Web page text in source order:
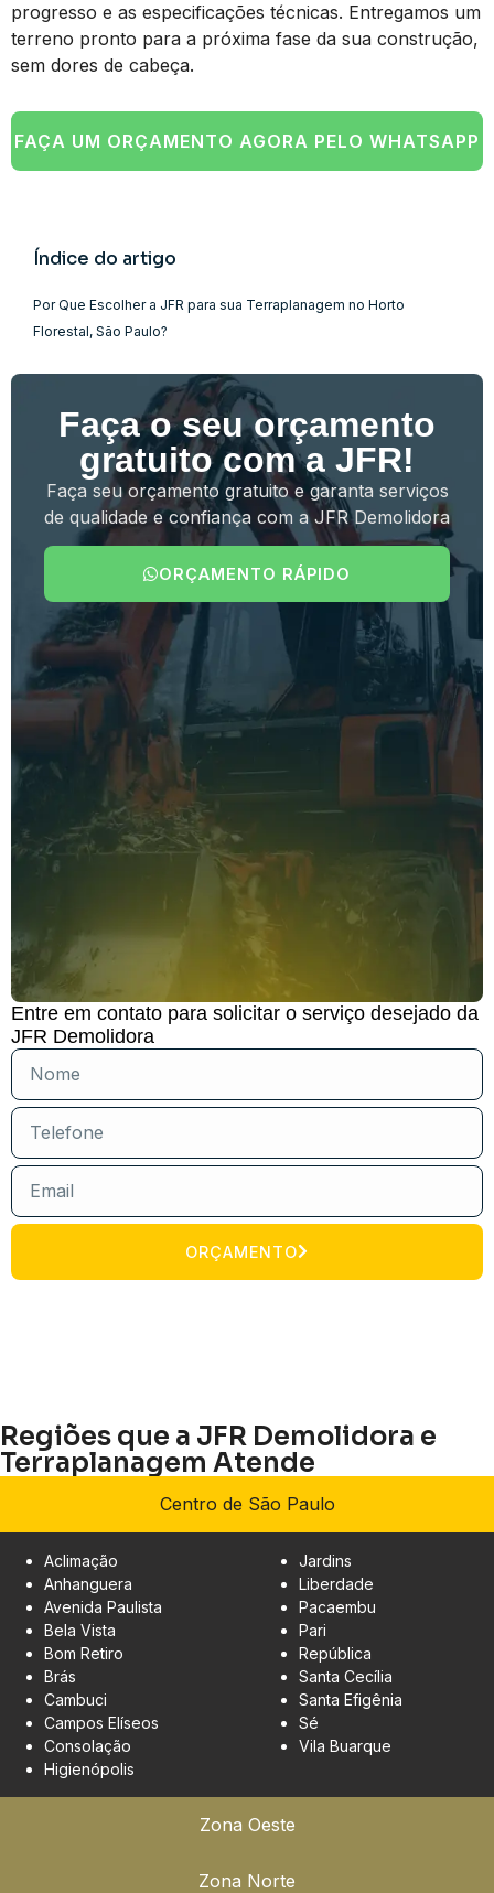
progresso e as especificações técnicas. Entregamos um
terreno pronto para a próxima fase da sua construção,
sem dores de cabeça.
FAÇA UM ORÇAMENTO AGORA PELO WHATSAPP
Índice do artigo
Por Que Escolher a JFR para sua Terraplanagem no Horto
Florestal, São Paulo?
Faça o seu orçamento
gratuito com a JFR!
Faça seu orçamento gratuito e garanta serviços
de qualidade e confiança com a JFR Demolidora
ORÇAMENTO RÁPIDO
Entre em contato para solicitar o serviço desejado da
JFR Demolidora
ORÇAMENTO
Regiões que a JFR Demolidora e
Terraplanagem Atende
Centro de São Paulo
Zona Oeste
Zona Norte
Aclimação
Anhanguera
Avenida Paulista
Bela Vista
Bom Retiro
Brás
Cambuci
Campos Elíseos
Consolação
Higienópolis
Jardins
Liberdade
Pacaembu
Pari
República
Santa Cecília
Santa Efigênia
Sé
Vila Buarque